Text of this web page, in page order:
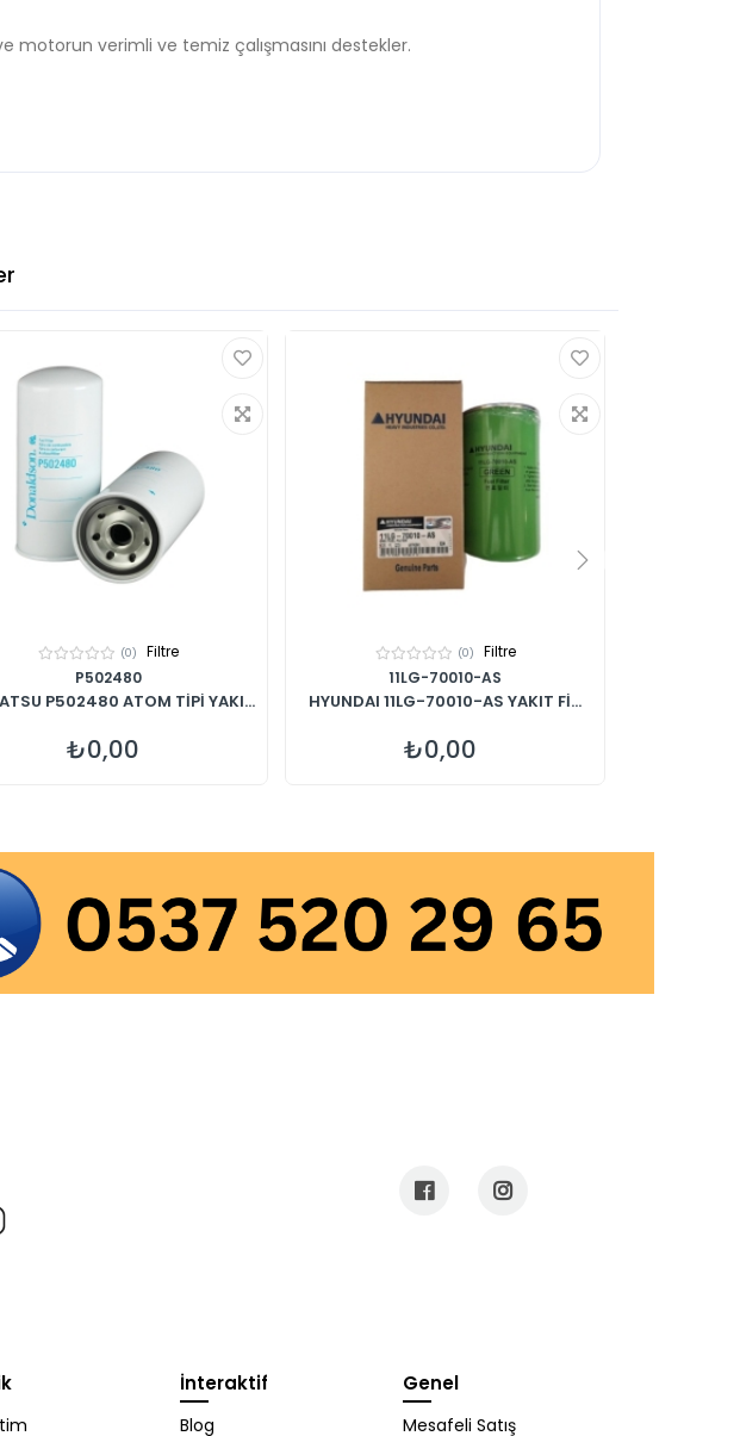
motorun verimli ve temiz çalışmasını destekler.
(0)
Filtre
P502480
P502480 ATOM TİPİ YAKI...
₺0,00
(0)
Filtre
11LG-70010-AS
HYUNDAI 11LG-70010-AS YAKIT Fİ...
₺0,00
İnteraktif
Blog
Genel
Mesafeli Satış